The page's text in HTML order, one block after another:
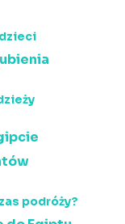
podróży?